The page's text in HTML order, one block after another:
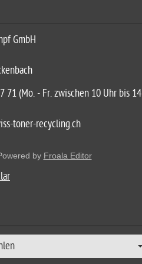
GmbH
71 (Mo. - Fr. zwischen 10 Uhr bis 14
toner-recycling.ch
by Froala Editor